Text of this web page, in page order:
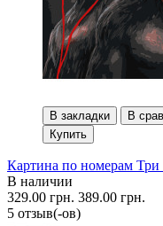
В закладки
В
Купить
Картина по номерам Три
В наличии
329.00 грн. 389.00 грн.
5 отзыв(-ов)